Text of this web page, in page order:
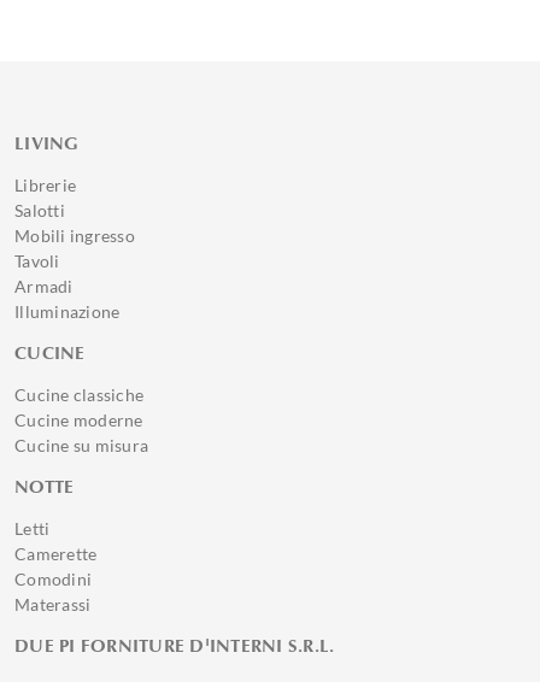
LIVING
Librerie
Salotti
Mobili ingresso
Tavoli
Armadi
Illuminazione
CUCINE
Cucine classiche
Cucine moderne
Cucine su misura
NOTTE
Letti
Camerette
Comodini
Materassi
DUE PI FORNITURE D'INTERNI S.R.L.